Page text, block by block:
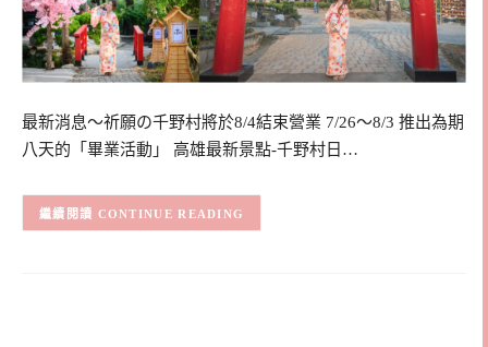
最新消息～祈願の千野村將於8/4結束營業 7/26～8/3 推出為期
八天的「畢業活動」 高雄最新景點-千野村日…
CONTINUE READING